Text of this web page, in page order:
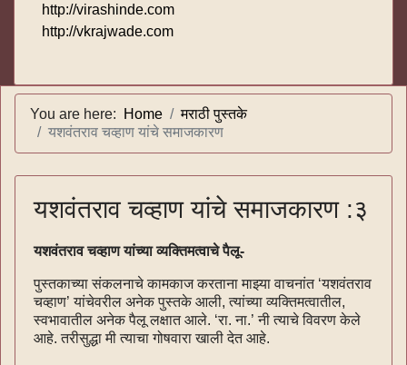
http://virashinde.com
http://vkrajwade.com
You are here: Home
मराठी पुस्तके
यशवंतराव चव्हाण यांचे समाजकारण
यशवंतराव चव्हाण यांचे समाजकारण :३
यशवंतराव चव्हाण यांच्या व्यक्तिमत्वाचे पैलू-
पुस्तकाच्या संकलनाचे कामकाज करताना माझ्या वाचनांत ‘यशवंतराव
चव्हाण’ यांचेवरील अनेक पुस्तके आली, त्यांच्या व्यक्तिमत्वातील,
स्वभावातील अनेक पैलू लक्षात आले. ‘रा. ना.’ नी त्याचे विवरण केले
आहे. तरीसुद्धा मी त्याचा गोषवारा खाली देत आहे.